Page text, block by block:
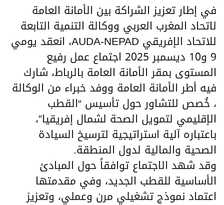
في إطار تعزيز الشراكة بين الأمانة العامة
لاتحاد المغرب العربي ووكالة التنمية التابعة
للاتحاد الإفريقي AUDA-NEPAD، انعقد يومي
9 و10 ديسمبر 2025 اجتماع عمل رفيع
المستوى بمقر الأمانة العامة بالرباط، شارك
فيه أطر الأمانة العامة ووفد خبراء من الوكالة
، خُصص للتشاور حول تأسيس “القطب
الإقليمي لتمويل الصحة لشمال إفريقيا”،
باعتباره آلية استراتيجية لترسيخ السيادة
الصحية والمالية لدول المنطقة.
وقد شهد الاجتماع توافقاً حول المبادئ
الأساسية للقطب الجديد، وفي مقدمتها
اعتماد نموذج تشغيلي مرن وعملي، وتعزيز